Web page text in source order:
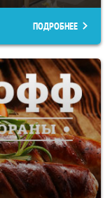
ПОДРОБНЕЕ